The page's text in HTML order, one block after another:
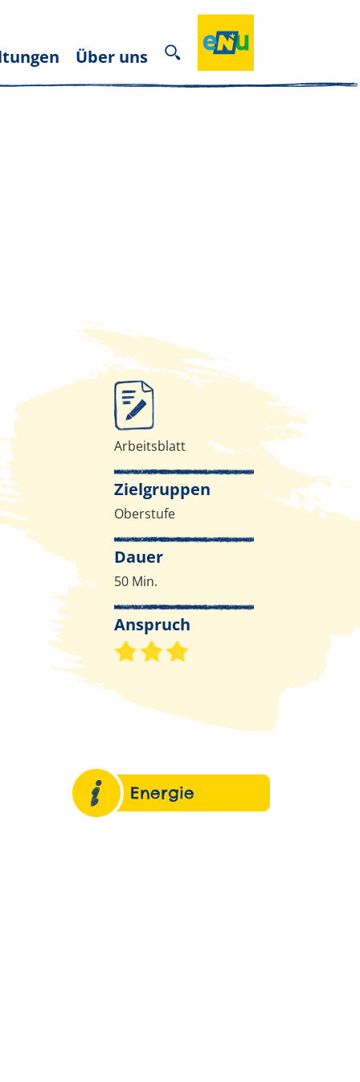
Über uns
Infos zur Methode
Arbeitsblatt
Zielgruppen
Oberstufe
Dauer
50 Min.
Anspruch
Schwierigkeitsgrad 3 von 3
Energie